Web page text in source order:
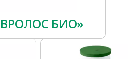
БИО»